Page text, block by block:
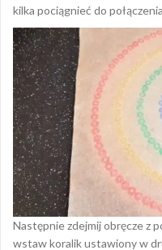
kilka pociągnieć do
Następnie zdejmij obręcze z
wstaw koralik ustawiony w